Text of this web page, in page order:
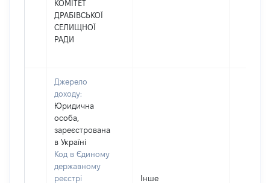
КОМІТЕТ
ДРАБІВСЬКОЇ
СЕЛИЩНОЇ
РАДИ
Джерело
доходу:
Юридична
особа,
зареєстрована
в Україні
Код в Єдиному
державному
реєстрі
Інше